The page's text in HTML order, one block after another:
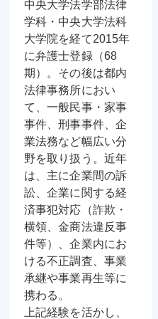
中央大学法学部法律
学科・中央大学法科
大学院を経て2015年
に弁護士登録（68
期）。その後は都内
法律事務所におい
て、一般民事・家事
事件、刑事事件、企
業法務など幅広い分
野を取り扱う。近年
は、主に企業間の訴
訟、企業に関する経
済事犯対応（詐欺・
横領、金商法違反事
件等）、企業内にお
ける不正調査、事業
承継や事業再生等に
携わる。
上記経験を活かし、